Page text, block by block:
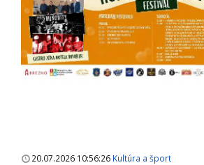
20.07.2026 10:56:26 Kultúra a šport